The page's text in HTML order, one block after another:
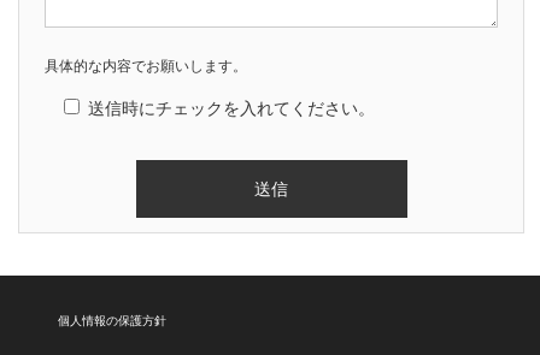
具体的な内容でお願いします。
送信時にチェックを入れてください。
個人情報の保護方針